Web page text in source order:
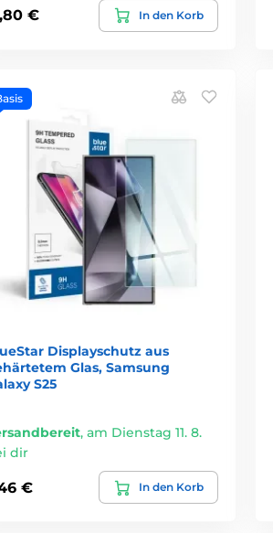
€ In den Korb
Displayschutz aus
Glas, Samsung
S25
, am Dienstag 11. 8.
dir
€ In den Korb